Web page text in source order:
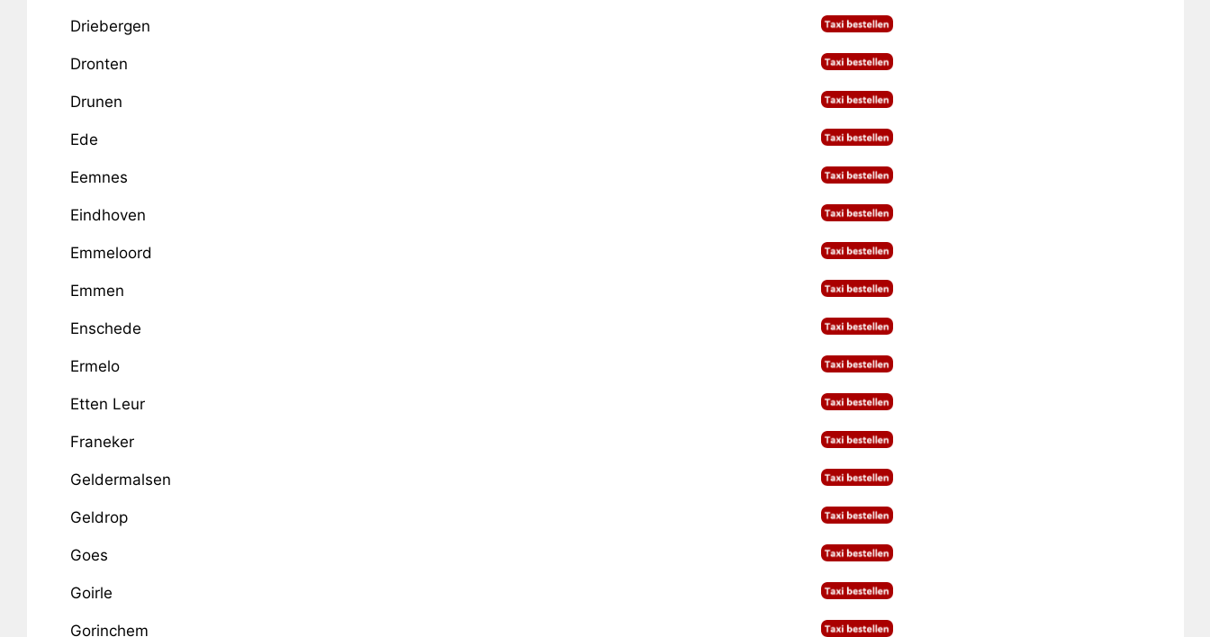
Driebergen
Dronten
Drunen
Ede
Eemnes
Eindhoven
Emmeloord
Emmen
Enschede
Ermelo
Etten Leur
Franeker
Geldermalsen
Geldrop
Goes
Goirle
Gorinchem